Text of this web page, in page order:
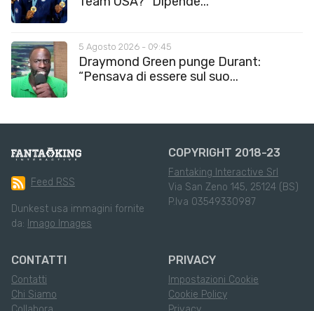
5 Agosto 2026 - 09:45
Draymond Green punge Durant:
“Pensava di essere sul suo...
Feed RSS
Dunkest usa immagini fornite
da: Imago Images
COPYRIGHT 2018-23
Fantaking Interactive Srl
Via San Zeno 145, 25124 (BS)
P.Iva 03549330987
CONTATTI
Contatti
Chi Siamo
PRIVACY
Impostazioni Cookie
Cookie Policy